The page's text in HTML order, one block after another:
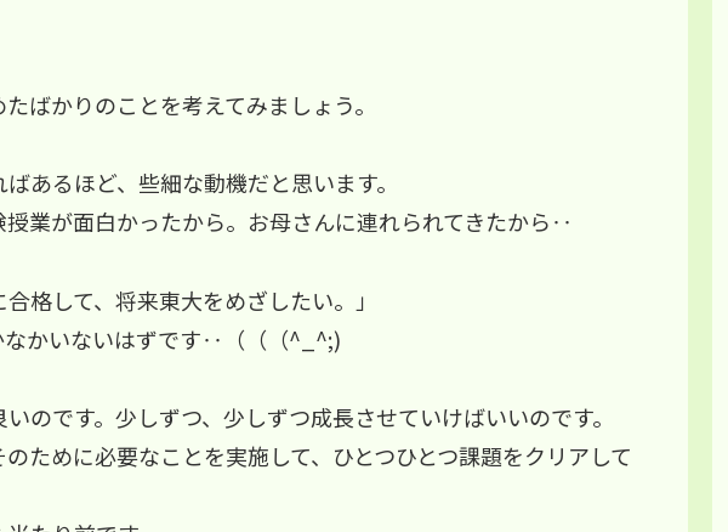
ばかりのことを考えてみましょう。
あるほど、些細な動機だと思います。
業が面白かったから。お母さんに連れられてきたから‥
格して、将来東大をめざしたい。」
なかいないはずです‥（（（^_^;)
のです。少しずつ、少しずつ成長させていけばいいのです。
ために必要なことを実施して、ひとつひとつ課題をクリアして